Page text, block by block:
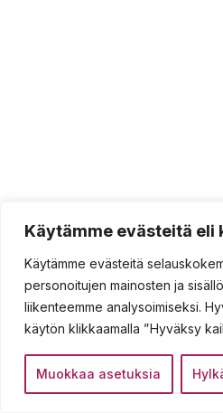
Käytämme evästeitä eli
Käytämme evästeitä
personoitujen mainosten ja
liikenteemme analysoimiseksi.
käytön klikkaamalla ”Hyväksy
Muokkaa asetuksia